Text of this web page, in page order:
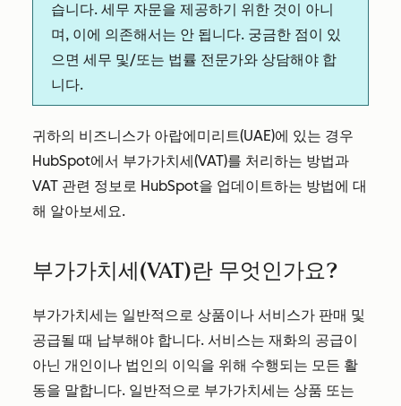
습니다. 세무 자문을 제공하기 위한 것이 아니
며, 이에 의존해서는 안 됩니다. 궁금한 점이 있
으면 세무 및/또는 법률 전문가와 상담해야 합
니다.
귀하의 비즈니스가 아랍에미리트(UAE)에 있는 경우
HubSpot에서 부가가치세(VAT)를 처리하는 방법과
VAT 관련 정보로 HubSpot을 업데이트하는 방법에 대
해 알아보세요.
부가가치세(VAT)란 무엇인가요?
부가가치세는 일반적으로 상품이나 서비스가 판매 및
공급될 때 납부해야 합니다. 서비스는 재화의 공급이
아닌 개인이나 법인의 이익을 위해 수행되는 모든 활
동을 말합니다. 일반적으로 부가가치세는 상품 또는